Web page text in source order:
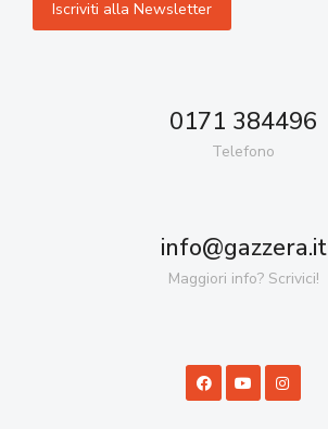
0171 384496
Telefono
info@gazzera.it
Maggiori info? Scrivici!